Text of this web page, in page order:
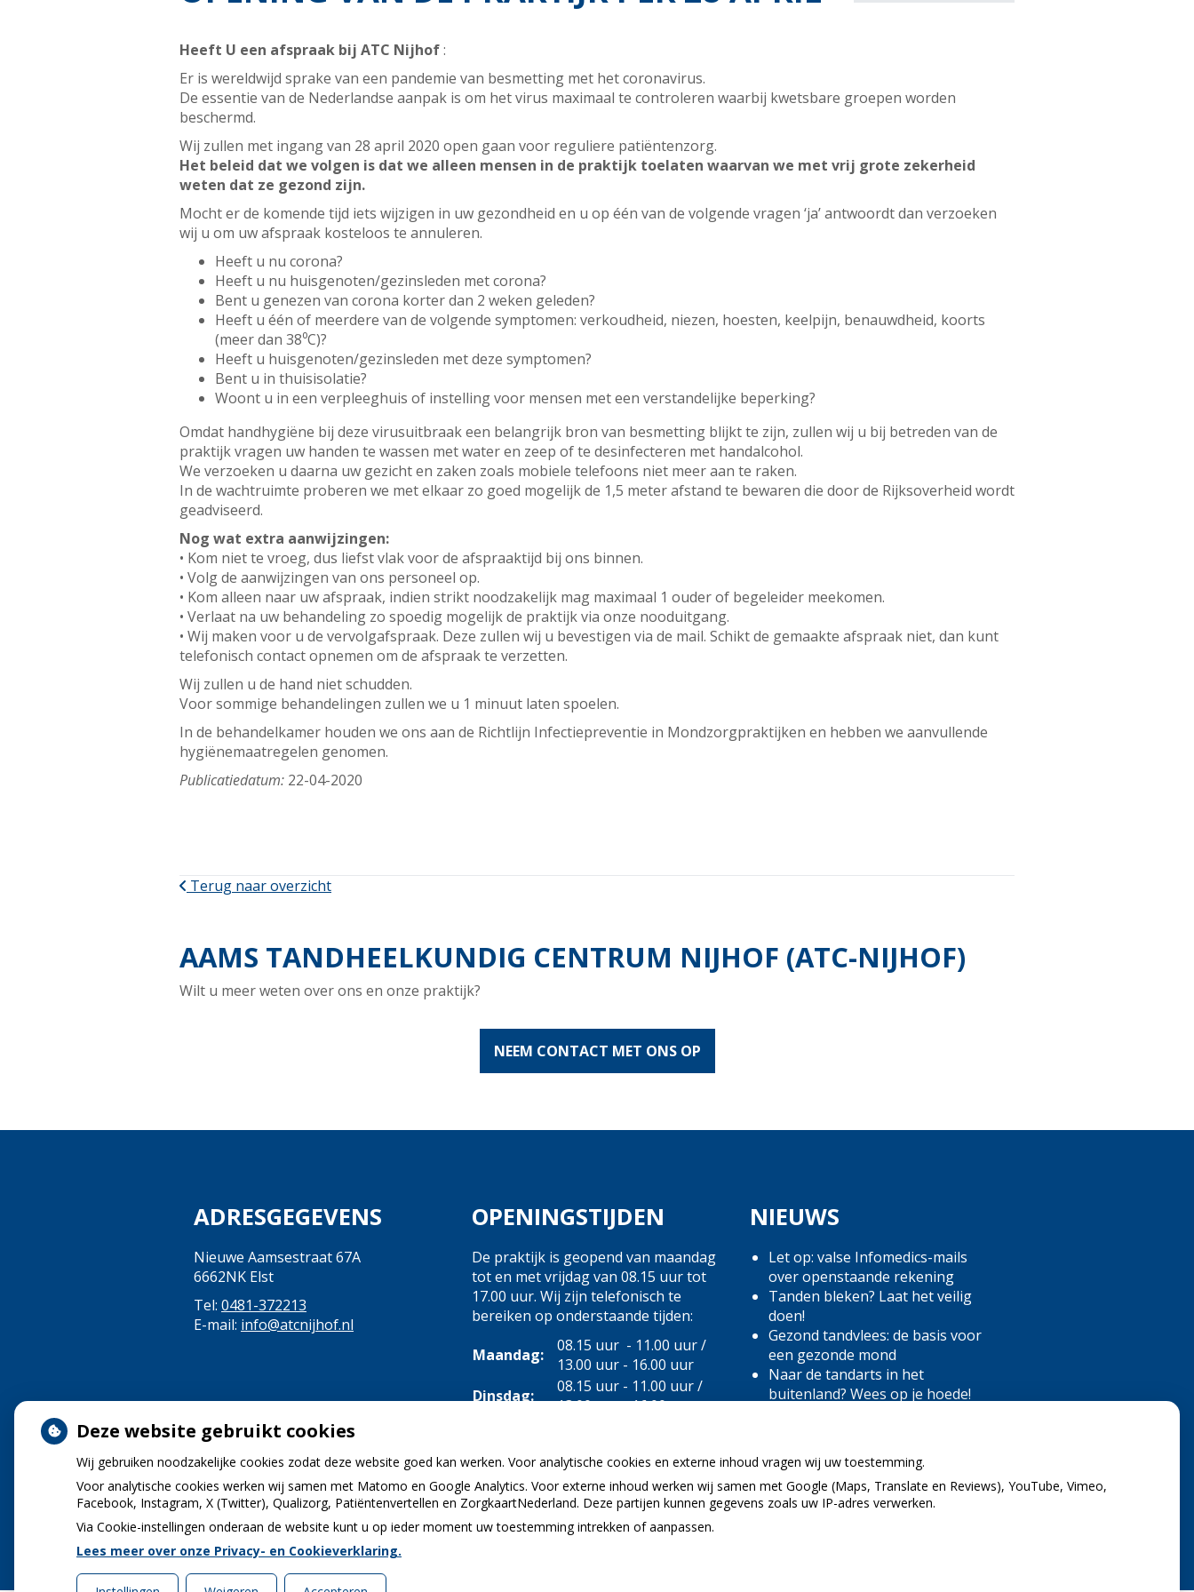
Heeft U een afspraak bij ATC Nijhof:
Er is wereldwijd sprake van een pandemie van besmetting met het coronavirus.
De essentie van de Nederlandse aanpak is om het virus maximaal te controleren waarbij kwetsbare groepen worden
beschermd.
Wij zullen met ingang van 28 april 2020 open gaan voor reguliere patiëntenzorg.
Het beleid dat we volgen is dat we alleen mensen in de praktijk toelaten waarvan we met vrij grote zekerheid
weten dat ze gezond zijn.
Mocht er de komende tijd iets wijzigen in uw gezondheid en u op één van de volgende vragen ‘ja’ antwoordt dan verzoeken
wij u om uw afspraak kosteloos te annuleren.
Heeft u nu corona?
Heeft u nu huisgenoten/gezinsleden met corona?
Bent u genezen van corona korter dan 2 weken geleden?
Heeft u één of meerdere van de volgende symptomen: verkoudheid, niezen, hoesten, keelpijn, benauwdheid, koorts
(meer dan 38⁰C)?
Heeft u huisgenoten/gezinsleden met deze symptomen?
Bent u in thuisisolatie?
Woont u in een verpleeghuis of instelling voor mensen met een verstandelijke beperking?
Omdat handhygiëne bij deze virusuitbraak een belangrijk bron van besmetting blijkt te zijn, zullen wij u bij betreden van de
praktijk vragen uw handen te wassen met water en zeep of te desinfecteren met handalcohol.
We verzoeken u daarna uw gezicht en zaken zoals mobiele telefoons niet meer aan te raken.
In de wachtruimte proberen we met elkaar zo goed mogelijk de 1,5 meter afstand te bewaren die door de Rijksoverheid wordt
geadviseerd.
Nog wat extra aanwijzingen:
• Kom niet te vroeg, dus liefst vlak voor de afspraaktijd bij ons binnen.
• Volg de aanwijzingen van ons personeel op.
• Kom alleen naar uw afspraak, indien strikt noodzakelijk mag maximaal 1 ouder of begeleider meekomen.
• Verlaat na uw behandeling zo spoedig mogelijk de praktijk via onze nooduitgang.
• Wij maken voor u de vervolgafspraak. Deze zullen wij u bevestigen via de mail. Schikt de gemaakte afspraak niet, dan kunt
telefonisch contact opnemen om de afspraak te verzetten.
Wij zullen u de hand niet schudden.
Voor sommige behandelingen zullen we u 1 minuut laten spoelen.
In de behandelkamer houden we ons aan de Richtlijn Infectiepreventie in Mondzorgpraktijken en hebben we aanvullende
hygiënemaatregelen genomen.
Publicatiedatum: 22-04-2020
Terug naar overzicht
AAMS TANDHEELKUNDIG CENTRUM NIJHOF (ATC-NIJHOF)
Wilt u meer weten over ons en onze praktijk?
NEEM CONTACT MET ONS OP
ADRESGEGEVENS
Nieuwe Aamsestraat 67A
6662NK Elst
Tel: 0481-372213
E-mail: info@atcnijhof.nl
OPENINGSTIJDEN
De praktijk is geopend van maandag
tot en met vrijdag van 08.15 uur tot
17.00 uur. Wij zijn telefonisch te
bereiken op onderstaande tijden:
Maandag:
08.15 uur - 11.00 uur /
13.00 uur - 16.00 uur
Dinsdag:
08.15 uur - 11.00 uur /
13.00 uur - 16.00 uur
Donderdag: 08.15 uur - 11.00 uur /
13.00 uur - 16.00 uur
Vrijdag:
08.15 uur - 11.00 uur
NIEUWS
Let op: valse Infomedics-mails
over openstaande rekening
Tanden bleken? Laat het veilig
doen!
Gezond tandvlees: de basis voor
een gezonde mond
Naar de tandarts in het
buitenland? Wees op je hoede!
Deze website gebruikt cookies
Wij gebruiken noodzakelijke cookies zodat deze website goed kan werken. Voor analytische cookies en externe inhoud vragen wij uw toestemming.
Voor analytische cookies werken wij samen met Matomo en Google Analytics. Voor externe inhoud werken wij samen met Google (Maps, Translate en Reviews), YouTube, Vimeo,
Facebook, Instagram, X (Twitter), Qualizorg, Patiëntenvertellen en ZorgkaartNederland. Deze partijen kunnen gegevens zoals uw IP-adres verwerken.
Via Cookie-instellingen onderaan de website kunt u op ieder moment uw toestemming intrekken of aanpassen.
Lees meer over onze Privacy- en Cookieverklaring.